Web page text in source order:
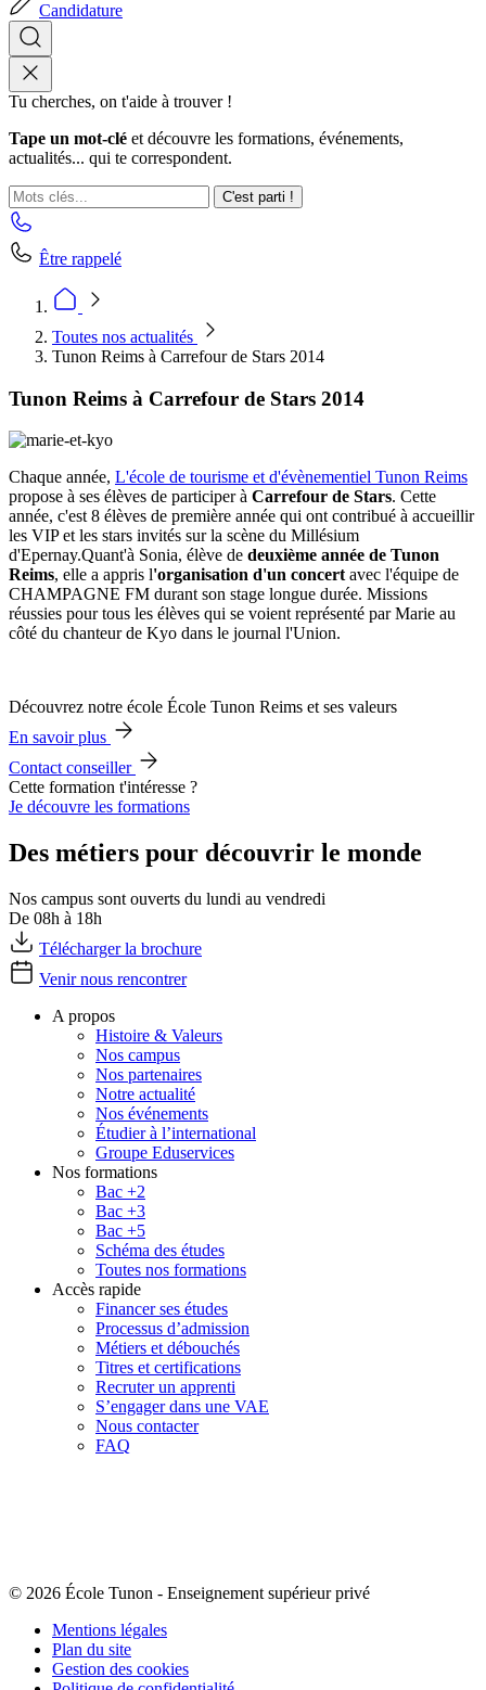
Candidature
Tu cherches, on t'aide à trouver !
Tape un mot-clé et découvre les formations, événements,
actualités... qui te correspondent.
C'est parti !
Être rappelé
Toutes nos actualités
Tunon Reims à Carrefour de Stars 2014
Tunon Reims à Carrefour de Stars 2014
Chaque année, L'école de tourisme et d'évènementiel Tunon Reims
propose à ses élèves de participer à Carrefour de Stars. Cette
année, c'est 8 élèves de première année qui ont contribué à accueillir
les VIP et les stars invités sur la scène du Millésium
d'Epernay.Quant'à Sonia, élève de deuxième année de Tunon
Reims, elle a appris l'organisation d'un concertavec l'équipe de
CHAMPAGNE FM durant son stage longue durée. Missions
réussies pour tous les élèves qui se voient représenté par Marie au
côté du chanteur de Kyo dans le journal l'Union.
Découvrez notre école École Tunon Reims et ses valeurs
En savoir plus
Contact conseiller
Cette formation t'intéresse ?
Je découvre les formations
Des métiers pour découvrir le monde
Nos campus sont ouverts du lundi au vendredi
De 08h à 18h
Télécharger la brochure
Venir nous rencontrer
A propos
Histoire & Valeurs
Nos campus
Nos partenaires
Notre actualité
Nos événements
Étudier à l’international
Groupe Eduservices
Nos formations
Bac +2
Bac +3
Bac +5
Schéma des études
Toutes nos formations
Accès rapide
Financer ses études
Processus d’admission
Métiers et débouchés
Titres et certifications
Recruter un apprenti
S’engager dans une VAE
Nous contacter
FAQ
© 2026 École Tunon - Enseignement supérieur privé
Mentions légales
Plan du site
Gestion des cookies